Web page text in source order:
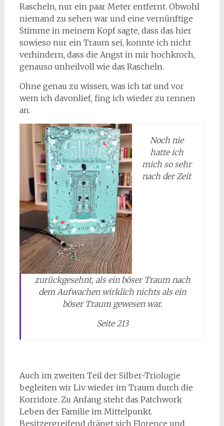
Rascheln, nur ein paar Meter entfernt. Obwohl
niemand zu sehen war und eine vernünftige
Stimme in meinem Kopf sagte, dass das hier
sowieso nur ein Traum sei, konnte ich nicht
verhindern, dass die Angst in mir hochkroch,
genauso unheilvoll wie das Rascheln.
Ohne genau zu wissen, was ich tat und vor
wem ich davonlief, fing ich wieder zu rennen
an.
Noch nie
hatte ich
mich so sehr
nach der Zeit
zurückgesehnt, als ein böser Traum nach
dem Aufwachen wirklich nichts als ein
böser Traum gewesen war.
Seite 213
Auch im zweiten Teil der Silber-Triologie
begleiten wir Liv wieder im Traum durch die
Korridore. Zu Anfang steht das Patchwork
Leben der Familie im Mittelpunkt.
Besitzergreifend drängt sich Florence und